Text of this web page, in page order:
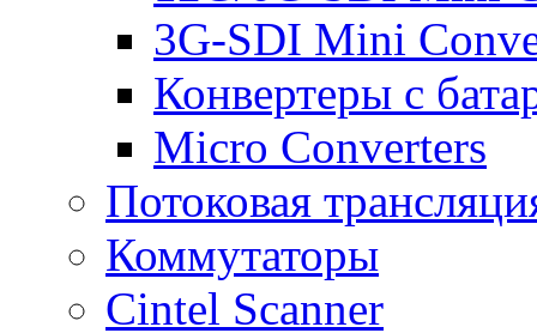
3G-SDI Mini
Конвертеры с
Micro Converters
Потоковая
Коммутаторы
Cintel Scanner